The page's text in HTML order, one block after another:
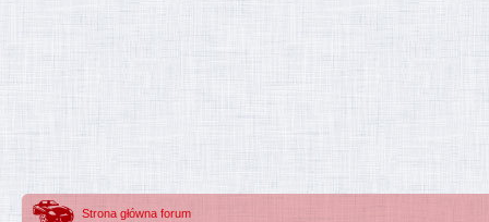
Strona główna forum